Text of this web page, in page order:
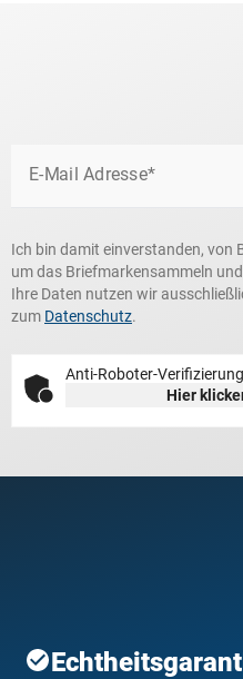
E-Mail Adresse*
Ich bin damit einverstanden, von
um das Briefmarkensammeln
Ihre Daten nutzen wir
zum Datenschutz.
Anti-Roboter-Verifizierung
Hier